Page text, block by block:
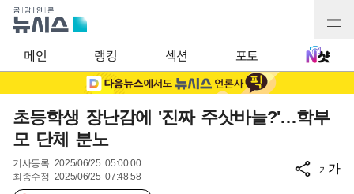
메인 랭킹 섹션 포토
초등학생 장난감에 '진짜 주삿바늘?'…학부
모 단체 분노
기사등록 2025/06/25 05:00:00
최종수정 2025/06/25 07:48:58
가가